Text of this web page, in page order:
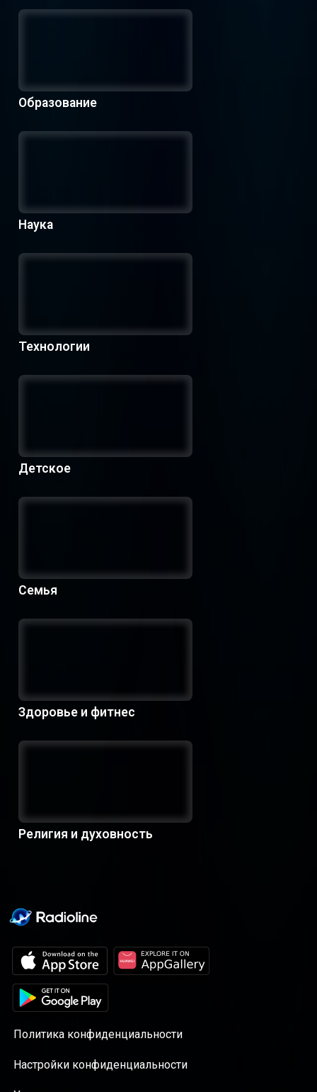
Образование
Наука
Технологии
Детское
Семья
Здоровье и фитнес
Религия и духовность
Политика конфиденциальности
Настройки конфиденциальности